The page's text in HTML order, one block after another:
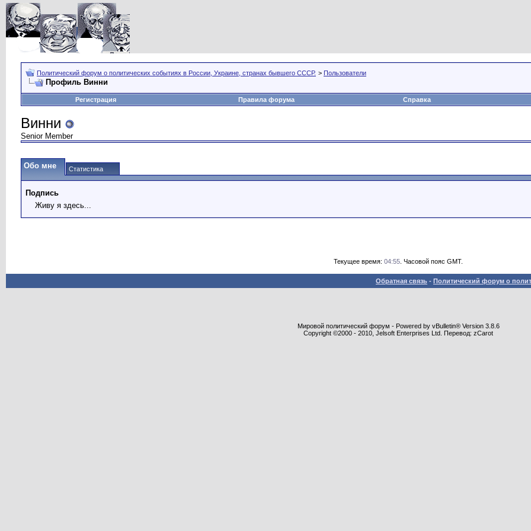
Политический форум о политических событиях в России, Украине, странах бывшего СССР. > Пользователи
Профиль Винни
Регистрация Правила форума Справка
Винни
Senior Member
Обо мне Статистика
Подпись
Живу я здесь...
Текущее время: 04:55 . Часовой пояс GMT.
Обратная связь - Политический форум о
Мировой политический форум - Powered by vBulletin® Version 3.8.6
Copyright ©2000 - 2010, Jelsoft Enterprises Ltd. Перевод: zCarot